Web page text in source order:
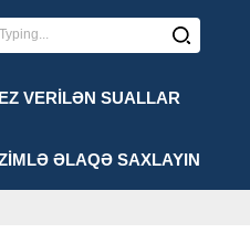
VERILƏN SUALLAR
ƏLAQƏ SAXLAYIN